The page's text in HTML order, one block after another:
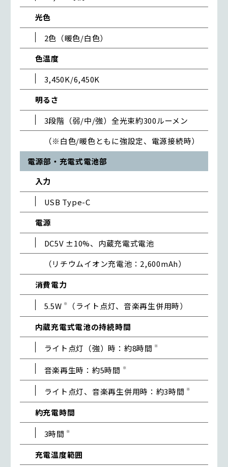
光色
2色（暖色/白色）
色温度
3,450K/6,450K
明るさ
3段階（弱/中/強）全光束約300ルーメン
（※白色/暖色ともに強設定、電源接続時）
電源部・充電式電池部
入力
USB Type-C
電源
DC5V ±10%、内蔵充電式電池
（リチウムイオン充電池：2,600mAh）
消費電力
5.5W ※
（ライト点灯、音楽再生併用時）
内蔵充電式電池の持続時間
ライト点灯（強）時：約8時間 ※
音楽再生時：約5時間 ※
ライト点灯、音楽再生併用時：約3時間 ※
約充電時間
3時間 ※
充電温度範囲